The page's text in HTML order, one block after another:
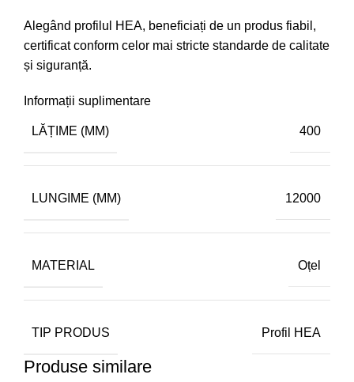
Alegând profilul HEA, beneficiați de un produs fiabil,
certificat conform celor mai stricte standarde de calitate
și siguranță.
Informații suplimentare
LĂȚIME (MM) 400
LUNGIME (MM) 12000
MATERIAL Oțel
TIP PRODUS Profil HEA
Produse similare